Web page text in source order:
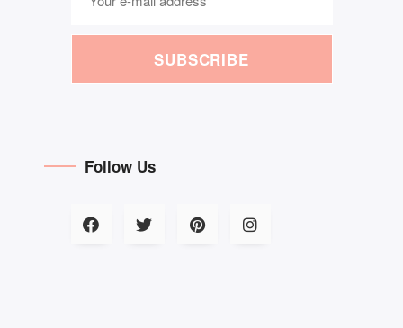
SUBSCRIBE
Follow Us